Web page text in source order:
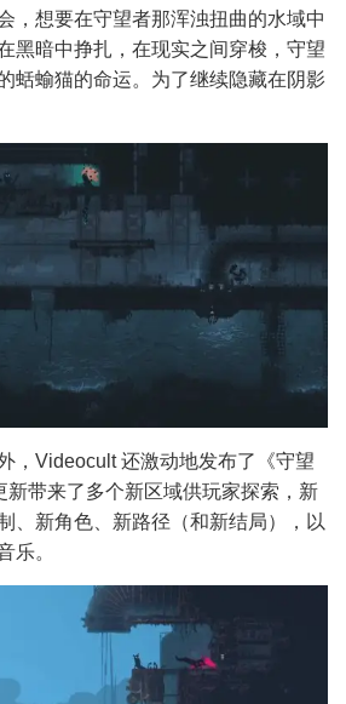
，想要在守望者那浑浊扭曲的水域中
黑暗中挣扎，在现实之间穿梭，守望
蛞蝓猫的命运。为了继续隐藏在阴影
，Videocult 还激动地发布了《守望
新带来了多个新区域供玩家探索，新
、新角色、新路径（和新结局），以
乐。